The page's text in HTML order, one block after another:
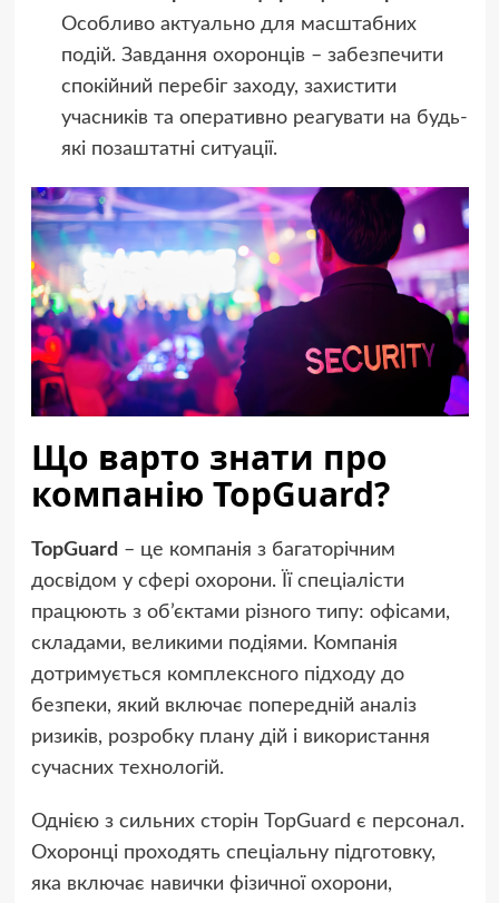
Особливо актуально для масштабних
подій. Завдання охоронців – забезпечити
спокійний перебіг заходу, захистити
учасників та оперативно реагувати на будь-
які позаштатні ситуації.
Що варто знати про
компанію TopGuard?
TopGuard – це компанія з багаторічним
досвідом у сфері охорони. Її спеціалісти
працюють з об’єктами різного типу: офісами,
складами, великими подіями. Компанія
дотримується комплексного підходу до
безпеки, який включає попередній аналіз
ризиків, розробку плану дій і використання
сучасних технологій.
Однією з сильних сторін TopGuard є персонал.
Охоронці проходять спеціальну підготовку,
яка включає навички фізичної охорони,